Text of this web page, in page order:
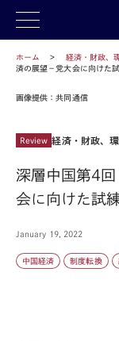
ホーム 経済・財政、
済の展望－党大会に向けた試
画像提供：共同通信
Review 経済・財政、
深層中国第4
会に向けた試練
January 19, 2022
中国経済 制度転換